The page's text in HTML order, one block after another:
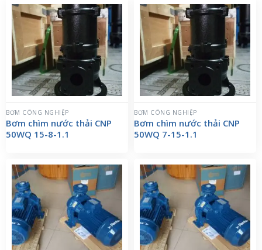
BƠM CÔNG NGHIỆP
Bơm chìm nước thải CNP
50WQ 15-8-1.1
BƠM CÔNG NGHIỆP
Bơm chìm nước thải CNP
50WQ 7-15-1.1